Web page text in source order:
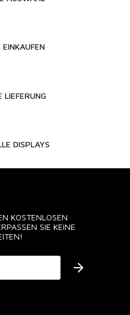
EINKAUFEN
LIEFERUNG
DISPLAYS
KOSTENLOSEN
SIE KEINE